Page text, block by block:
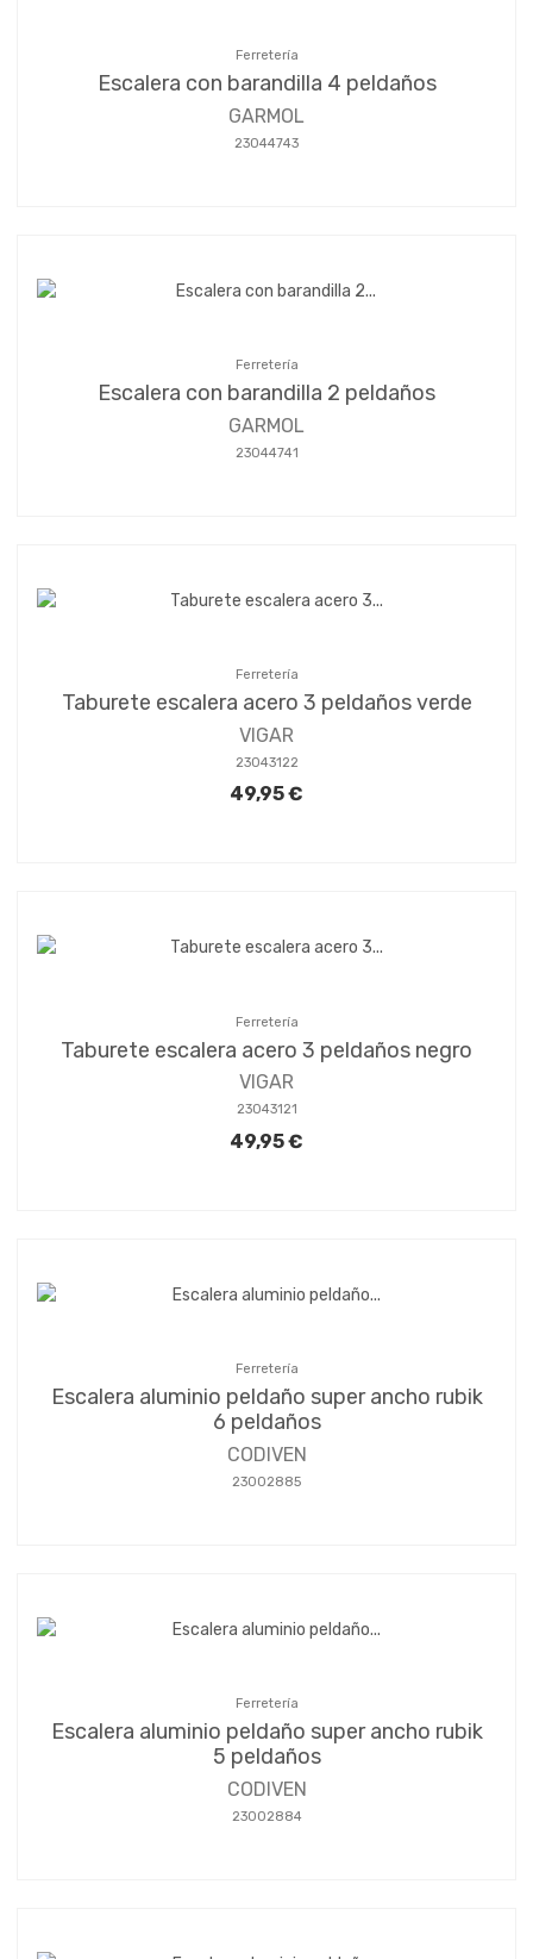
Ferretería
Escalera con barandilla 4 peldaños
GARMOL
23044743
Ferretería
Escalera con barandilla 2 peldaños
GARMOL
23044741
Ferretería
Taburete escalera acero 3 peldaños verde
VIGAR
23043122
49,95 €
Ferretería
Taburete escalera acero 3 peldaños negro
VIGAR
23043121
49,95 €
Ferretería
Escalera aluminio peldaño super ancho rubik
6 peldaños
CODIVEN
23002885
Ferretería
Escalera aluminio peldaño super ancho rubik
5 peldaños
CODIVEN
23002884